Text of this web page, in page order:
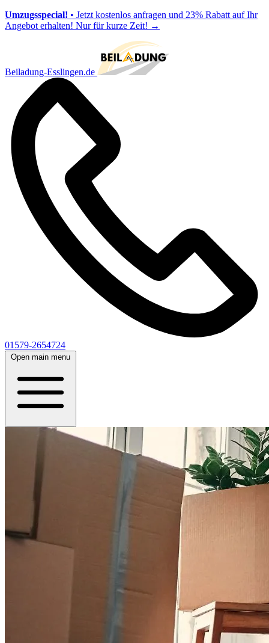
Umzugsspecial! • Jetzt kostenlos anfragen und 23% Rabatt auf Ihr
Angebot erhalten! Nur für kurze Zeit! →
Beiladung-Esslingen.de
01579-2654724
Open main menu